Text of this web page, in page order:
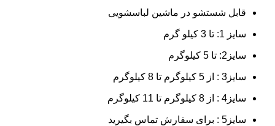
قابل شستشو در ماشین لباسشویی
سایز 1: تا 3 کیلو گرم
سایز2: تا 5 کیلوگرم
سایز3 : از 5 کیلوگرم تا 8 کیلوگرم
سایز4 : از 8 کیلوگرم تا 11 کیلوگرم
سایز5 : برای سفارش تماس بگیرید